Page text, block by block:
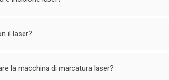
il laser?
la macchina di marcatura laser?